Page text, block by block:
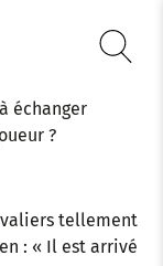
échanger
?
tellement
: « Il est arrivé